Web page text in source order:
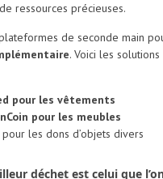
de ressources précieuses.
de seconde main
. Voici les
pour les vêtements
pour les meubles
pour les dons d’objets divers
déchet est celui que